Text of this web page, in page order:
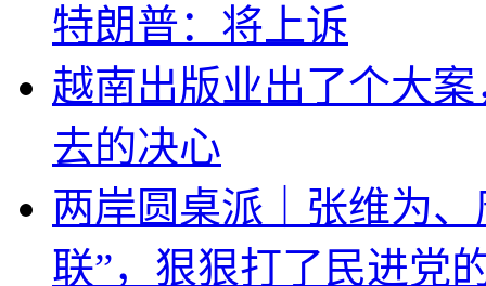
特朗普：将上诉
越南出版业出了个大
去的决心
两岸圆桌派｜张维为
联”，狠狠打了民进党